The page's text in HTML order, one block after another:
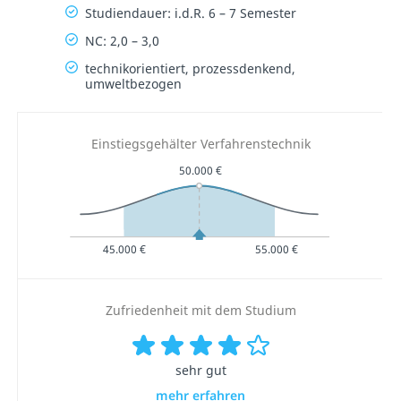
Studiendauer: i.d.R. 6 – 7 Semester
NC: 2,0 – 3,0
technikorientiert, prozessdenkend,
umweltbezogen
Einstiegsgehälter Verfahrenstechnik
45.000 €
50.000 €
55.000 €
Zufriedenheit mit dem Studium
sehr gut
mehr erfahren